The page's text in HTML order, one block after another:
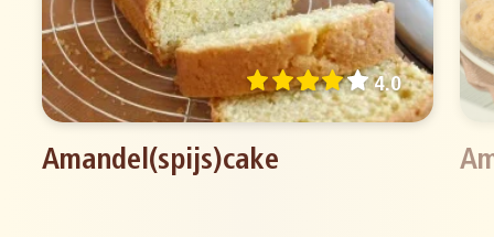
Amandel(spijs)cake
4.0